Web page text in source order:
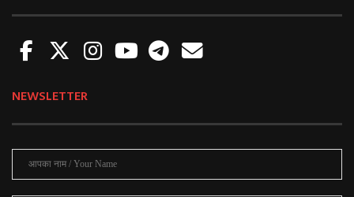
NEWSLETTER